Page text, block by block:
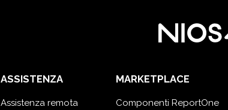
ASSISTENZA
Assistenza remota
MARKETPLACE
Componenti ReportOne